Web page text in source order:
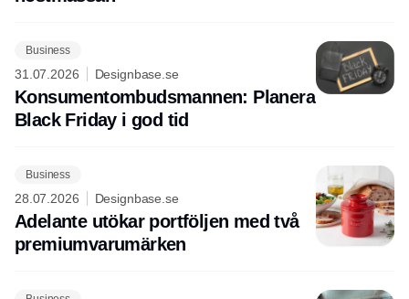
Business
31.07.2026 Designbase.se
Konsumentombudsmannen: Planera
Black Friday i god tid
Business
28.07.2026 Designbase.se
Adelante utökar portföljen med två
premiumvarumärken